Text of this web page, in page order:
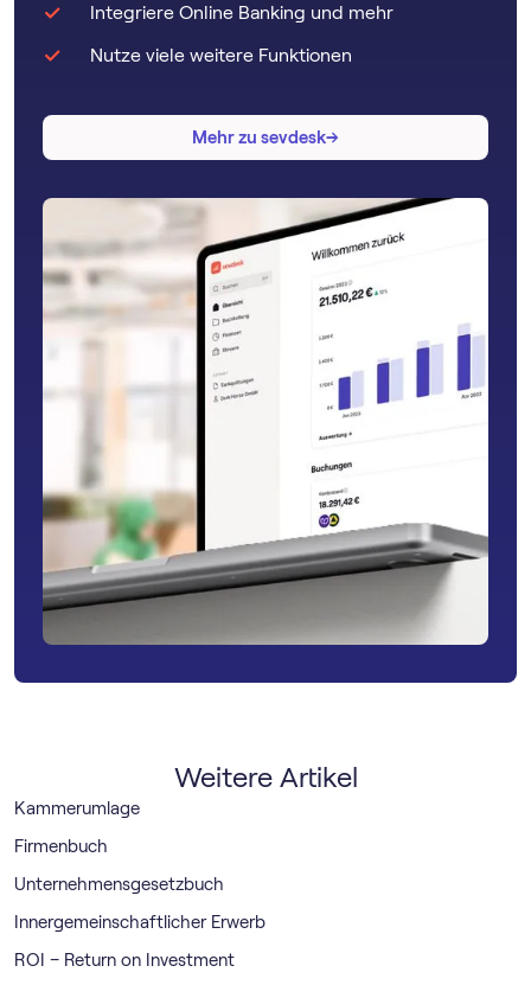
Integriere Online Banking und mehr
Nutze viele weitere Funktionen
Mehr zu sevdesk→
→
Weitere Artikel
Kammerumlage
Firmenbuch
Unternehmensgesetzbuch
Innergemeinschaftlicher Erwerb
ROI – Return on Investment